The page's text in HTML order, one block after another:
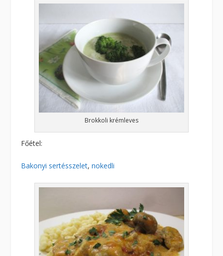
Brokkoli krémleves
Főétel:
Bakonyi sertésszelet,nokedli